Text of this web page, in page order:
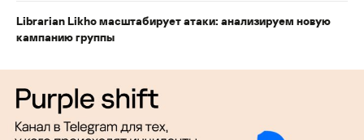
Librarian Likho масштабирует атаки: анализируем новую
кампанию группы